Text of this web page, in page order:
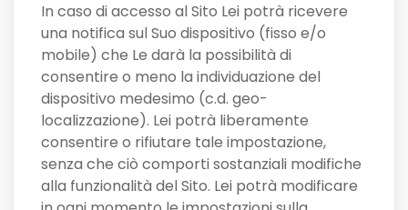
In caso di accesso al Sito Lei potrà ricevere
una notifica sul Suo dispositivo (fisso e/o
mobile) che Le darà la possibilità di
consentire o meno la individuazione del
dispositivo medesimo (c.d. geo-
localizzazione). Lei potrà liberamente
consentire o rifiutare tale impostazione,
senza che ciò comporti sostanziali modifiche
alla funzionalità del Sito. Lei potrà modificare